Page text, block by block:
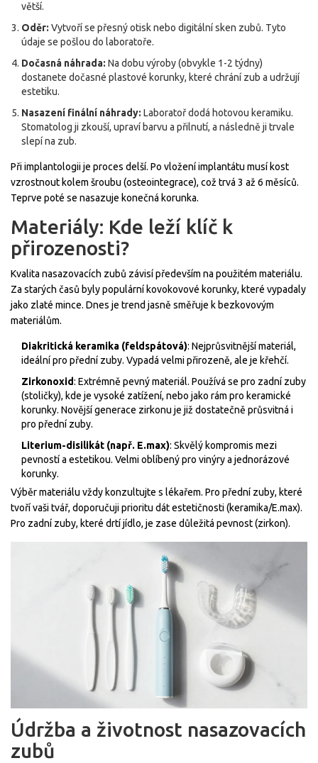
větší.
Oděr: Vytvoří se přesný otisk nebo digitální sken zubů. Tyto
údaje se pošlou do laboratoře.
Dočasná náhrada: Na dobu výroby (obvykle 1-2 týdny)
dostanete dočasné plastové korunky, které chrání zub a udržují
estetiku.
Nasazení finální náhrady: Laboratoř dodá hotovou keramiku.
Stomatolog ji zkouší, upraví barvu a přilnutí, a následně ji trvale
slepí na zub.
Při implantologii je proces delší. Po vložení implantátu musí kost
vzrostnout kolem šroubu (osteointegrace), což trvá 3 až 6 měsíců.
Teprve poté se nasazuje konečná korunka.
Materiály: Kde leží klíč k
přirozenosti?
Kvalita nasazovacích zubů závisí především na použitém materiálu.
Za starých časů byly populární kovokovové korunky, které vypadaly
jako zlaté mince. Dnes je trend jasně směřuje k bezkovovým
materiálům.
Diakritická keramika (feldspátová): Nejprůsvitnější materiál,
ideální pro přední zuby. Vypadá velmi přirozeně, ale je křehčí.
Zirkonoxid: Extrémně pevný materiál. Používá se pro zadní zuby
(stoličky), kde je vysoké zatížení, nebo jako rám pro keramické
korunky. Novější generace zirkonu je již dostatečně průsvitná i
pro přední zuby.
Literium-disilikát (např. E.max): Skvělý kompromis mezi
pevností a estetikou. Velmi oblíbený pro vinýry a jednorázové
korunky.
Výběr materiálu vždy konzultujte s lékařem. Pro přední zuby, které
tvoří vaši tvář, doporučuji prioritu dát estetičnosti (keramika/E.max).
Pro zadní zuby, které drtí jídlo, je zase důležitá pevnost (zirkon).
Údržba a životnost nasazovacích
zubů